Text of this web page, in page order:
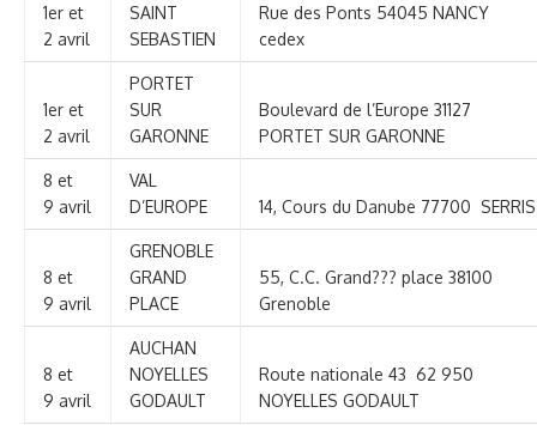
1er et
2 avril
SAINT
SEBASTIEN
Rue des Ponts 54045 NANCY
cedex
1er et
2 avril
PORTET
SUR
GARONNE
Boulevard de l’Europe 31127
PORTET SUR GARONNE
8 et
9 avril
VAL
D’EUROPE
14, Cours du Danube 77700 SERRIS
8 et
9 avril
GRENOBLE
GRAND
PLACE
55, C.C. Grand??? place 38100
Grenoble
8 et
9 avril
AUCHAN
NOYELLES
GODAULT
Route nationale 43 62 950
NOYELLES GODAULT